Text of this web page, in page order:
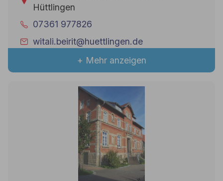
Hüttlingen
07361 977826
witali.beirit@huettlingen.de
+ Mehr anzeigen